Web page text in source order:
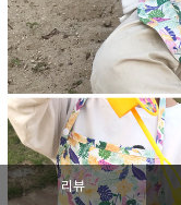
리뷰